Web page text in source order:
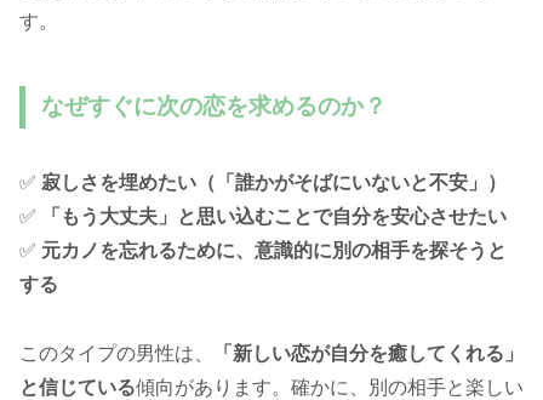
す。
なぜすぐに次の恋を求めるのか？
✅ 寂しさを埋めたい（「誰かがそばにいないと不安」）
✅
「もう大丈夫」と思い込むことで自分を安心させたい
✅ 元カノを忘れるために、意識的に別の相手を探そうと
する
このタイプの男性は、
「新しい恋が自分を癒してくれる」
と信じている傾向があります。確かに、別の相手と楽しい